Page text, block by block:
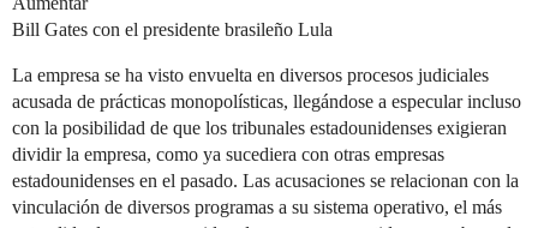
Bill Gates con el presidente brasileño Lula
La empresa se ha visto envuelta en diversos procesos judiciales
acusada de prácticas monopolísticas, llegándose a especular incluso
con la posibilidad de que los tribunales estadounidenses exigieran
dividir la empresa, como ya sucediera con otras empresas
estadounidenses en el pasado. Las acusaciones se relacionan con la
vinculación de diversos programas a su sistema operativo, el más